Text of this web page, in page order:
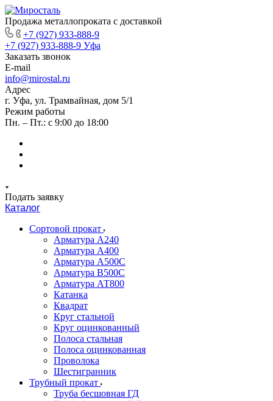
Продажа металлопроката с доставкой
+7 (927) 933-888-9
+7 (927) 933-888-9 Уфа
Заказать звонок
E-mail
info@mirostal.ru
Адрес
г. Уфа, ул. Трамвайная, дом 5/1
Режим работы
Пн. – Пт.: с 9:00 до 18:00
Подать заявку
Каталог
Сортовой прокат
Арматура А240
Арматура А400
Арматура А500C
Арматура В500С
Арматура АТ800
Катанка
Квадрат
Круг стальной
Круг оцинкованный
Полоса стальная
Полоса оцинкованная
Проволока
Шестигранник
Трубный прокат
Труба бесшовная ГД